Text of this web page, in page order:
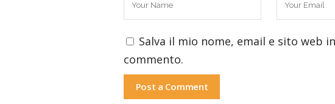
Salva il mio nome, email e sito web
commento.